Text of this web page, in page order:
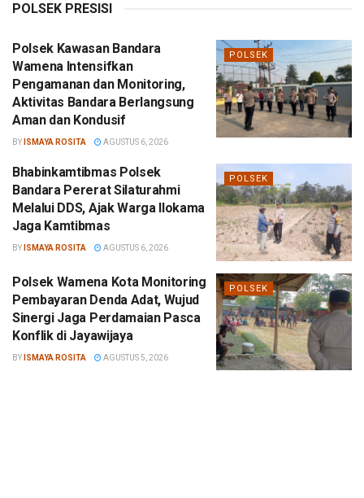
POLSEK PRESISI
POLSEK
Polsek Kawasan Bandara
Wamena Intensifkan
Pengamanan dan Monitoring,
Aktivitas Bandara Berlangsung
Aman dan Kondusif
BY ISMAYA ROSITA AGUSTUS 6, 2026
POLSEK
Bhabinkamtibmas Polsek
Bandara Pererat Silaturahmi
Melalui DDS, Ajak Warga Ilokama
Jaga Kamtibmas
BY ISMAYA ROSITA AGUSTUS 6, 2026
POLSEK
Polsek Wamena Kota Monitoring
Pembayaran Denda Adat, Wujud
Sinergi Jaga Perdamaian Pasca
Konflik di Jayawijaya
BY ISMAYA ROSITA AGUSTUS 5, 2026